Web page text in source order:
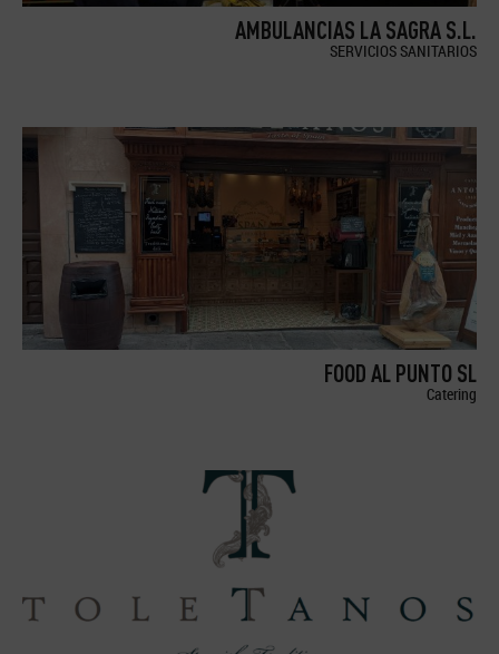
AMBULANCIAS LA SAGRA S.L.
SERVICIOS SANITARIOS
FOOD AL PUNTO SL
Catering